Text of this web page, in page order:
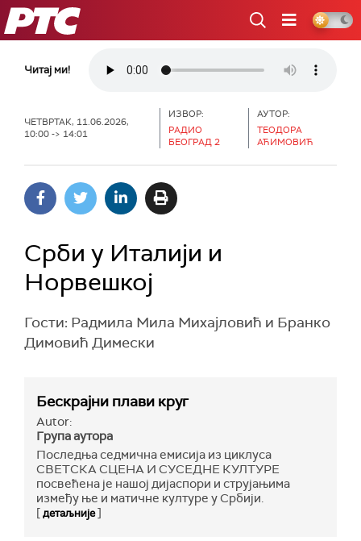
РТС
Читај ми!
ЧЕТВРТАК, 11.06.2026,
10:00 -> 14:01
ИЗВОР:
РАДИО
БЕОГРАД 2
АУТОР:
ТЕОДОРА
АЋИМОВИЋ
Срби у Италији и
Норвешкој
Гости: Радмила Мила Михајловић и Бранко
Димовић Димески
Бескрајни плави круг
Autor:
Група аутора
Последња седмична емисија из циклуса
СВЕТСКА СЦЕНА И СУСЕДНЕ КУЛТУРЕ
посвећена је нашој дијаспори и струјањима
између ње и матичне културе у Србији.
[детаљније]